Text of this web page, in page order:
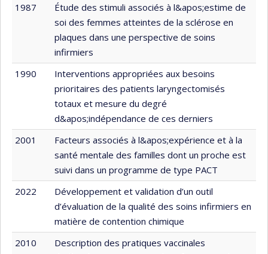
1987
Étude des stimuli associés à l&apos;estime de
soi des femmes atteintes de la sclérose en
plaques dans une perspective de soins
infirmiers
1990
Interventions appropriées aux besoins
prioritaires des patients laryngectomisés
totaux et mesure du degré
d&apos;indépendance de ces derniers
2001
Facteurs associés à l&apos;expérience et à la
santé mentale des familles dont un proche est
suivi dans un programme de type PACT
2022
Développement et validation d’un outil
d’évaluation de la qualité des soins infirmiers en
matière de contention chimique
2010
Description des pratiques vaccinales